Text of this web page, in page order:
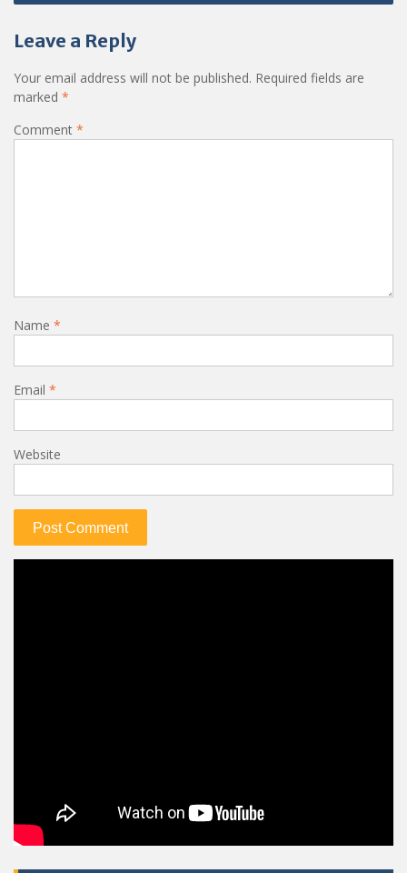
Leave a Reply
Your email address will not be published. Required fields are
marked *
Comment *
Name *
Email *
Website